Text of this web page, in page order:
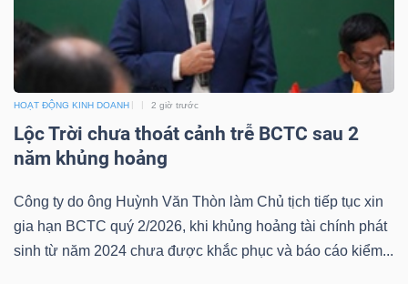
HOẠT ĐỘNG KINH DOANH 2 giờ trước
Lộc Trời chưa thoát cảnh trễ BCTC sau 2
năm khủng hoảng
Công ty do ông Huỳnh Văn Thòn làm Chủ tịch tiếp tục xin
gia hạn BCTC quý 2/2026, khi khủng hoảng tài chính phát
sinh từ năm 2024 chưa được khắc phục và báo cáo kiểm...
NGHỆ
THÔNG
DỊCH
VỤ
TRUYỀN